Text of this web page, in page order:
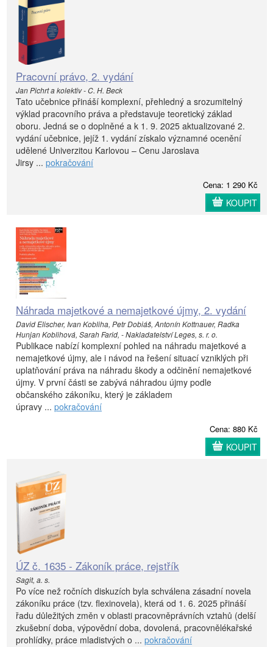
Pracovní právo, 2. vydání
Jan Pichrt a kolektiv - C. H. Beck
Tato učebnice přináší komplexní, přehledný a srozumitelný
výklad pracovního práva a představuje teoretický základ
oboru. Jedná se o doplněné a k 1. 9. 2025 aktualizované 2.
vydání učebnice, jejíž 1. vydání získalo významné ocenění
udělené Univerzitou Karlovou – Cenu Jaroslava
Jirsy ... pokračování
Cena: 1 290 Kč
KOUPIT
Náhrada majetkové a nemajetkové újmy, 2. vydání
David Elischer, Ivan Kobliha, Petr Dobiáš, Antonín Kottnauer, Radka
Hunjan Koblihová, Sarah Farid, - Nakladatelství Leges, s. r. o.
Publikace nabízí komplexní pohled na náhradu majetkové a
nemajetkové újmy, ale i návod na řešení situací vzniklých při
uplatňování práva na náhradu škody a odčinění nemajetkové
újmy. V první části se zabývá náhradou újmy podle
občanského zákoníku, který je základem
úpravy ... pokračování
Cena: 880 Kč
KOUPIT
ÚZ č. 1635 - Zákoník práce, rejstřík
Sagit, a. s.
Po více než ročních diskuzích byla schválena zásadní novela
zákoníku práce (tzv. flexinovela), která od 1. 6. 2025 přináší
řadu důležitých změn v oblasti pracovněprávních vztahů (delší
zkušební doba, výpovědní doba, dovolená, pracovnělékařské
prohlídky, práce mladistvých o ... pokračování